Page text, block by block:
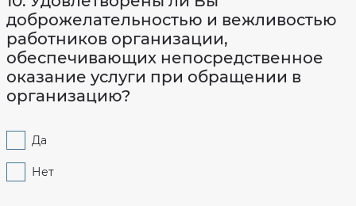
доброжелательностью и вежливостью
работников организации,
обеспечивающих непосредственное
оказание услуги при обращении в
организацию?
Да
Нет